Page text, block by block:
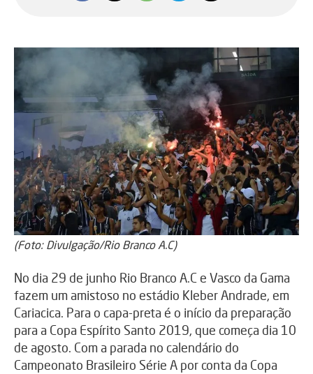
(Foto: Divulgação/Rio Branco A.C)
No dia 29 de junho Rio Branco A.C e Vasco da Gama
fazem um amistoso no estádio Kleber Andrade, em
Cariacica. Para o capa-preta é o início da preparação
para a Copa Espírito Santo 2019, que começa dia 10
de agosto. Com a parada no calendário do
Campeonato Brasileiro Série A por conta da Copa